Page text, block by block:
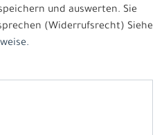
und auswerten. Sie
(Widerrufsrecht) Siehe